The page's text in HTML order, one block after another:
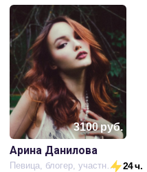
3100руб.
Арина Данилова
Певица, блогер, участница шоу «Голос дети» и «Голос» 24 ч.